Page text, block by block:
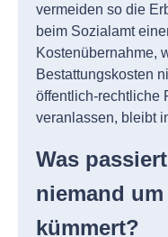
vermeiden so die
beim Sozialamt
Kostenübernahme,
Bestattungskosten
öffentlich-rechtliche
veranlassen, bleibt
Was
niemand
kümmert?